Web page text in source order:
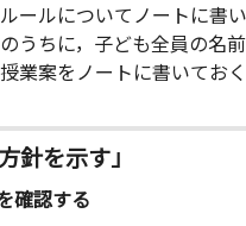
ールについてノートに書
のうちに，子ども全員の名
授業案をノートに書いてお
を示す」
確認する